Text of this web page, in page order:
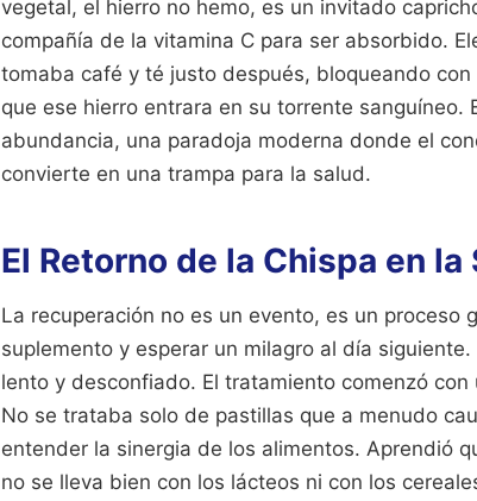
vegetal, el hierro no hemo, es un invitado
compañía de la vitamina C para ser absorbido.
tomaba café y té justo después, bloqueando
que ese hierro entrara en su torrente sanguíneo.
abundancia, una paradoja moderna donde el
convierte en una trampa para la salud.
El Retorno de la Chispa en la
La recuperación no es un evento, es un proceso
suplemento y esperar un milagro al día
lento y desconfiado. El tratamiento comenzó
No se trataba solo de pastillas que a menudo
entender la sinergia de los alimentos. Aprendió
no se lleva bien con los lácteos ni con los